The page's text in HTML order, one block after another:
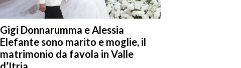
Gigi Donnarumma e Alessia
Elefante sono marito e moglie, il
matrimonio da favola in Valle